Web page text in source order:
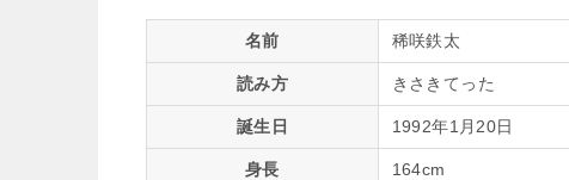
名前 稀咲鉄太
読み方 きさきてった
誕生日 1992年1月20日
身長 164cm